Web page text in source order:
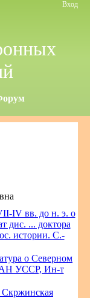
Вход
IV вв. до н. э. о
дис. ... доктора
истории. С.-
о Северном
УССР, Ин-т